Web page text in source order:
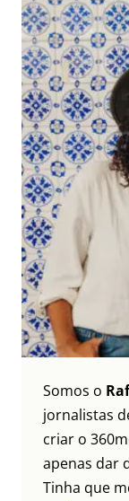
Somos o
jornalistas
criar o
apenas dar
Tinha que